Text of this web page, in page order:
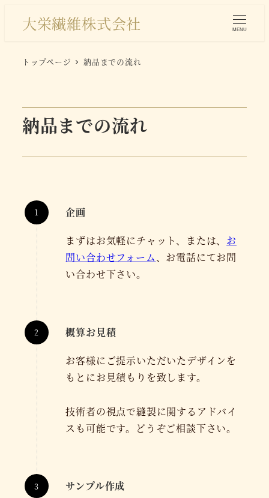
大栄繊維株式会社 MENU
トップページ 納品までの流れ
納品までの流れ
企画
まずはお気軽にチャット、または、 お
問い合わせフォーム、お電話にてお問
い合わせ下さい。
概算お見積
お客様にご提示いただいたデザインを
もとにお見積もりを致します。
技術者の視点で縫製に関するアドバイ
スも可能です。どうぞご相談下さい。
サンプル作成